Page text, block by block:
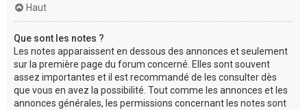
Haut
Que sont les notes ?
Les notes apparaissent en dessous des annonces et seulement
sur la première page du forum concerné. Elles sont souvent
assez importantes et il est recommandé de les consulter dès
que vous en avez la possibilité. Tout comme les annonces et les
annonces générales, les permissions concernant les notes sont